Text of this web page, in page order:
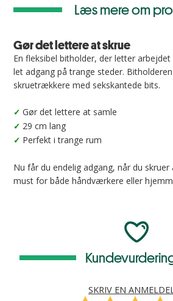
Læs mere om
Gør det lettere at skrue
En fleksibel bitholder, der letter
let adgang på trange steder.
skruetrækkere med sekskantede bits.
✓ Gør det lettere at samle
✓ 29 cm lang
✓ Perfekt i trange rum
Nu får du endelig adgang, når du skruer
must for både håndværkere eller
SKRIV EN